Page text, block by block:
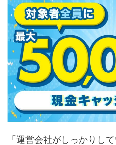
「運営会社がしっかりし